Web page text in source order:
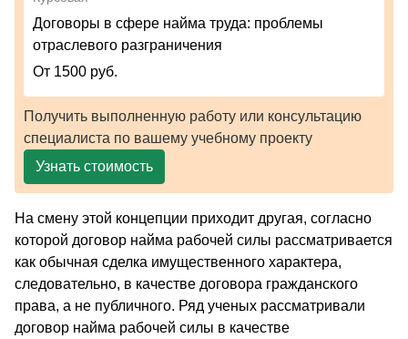
Договоры в сфере найма труда: проблемы
отраслевого разграничения
От 1500 руб.
Получить выполненную работу или консультацию
специалиста по вашему учебному проекту
Узнать стоимость
На смену этой концепции приходит другая, согласно
которой договор найма рабочей силы рассматривается
как обычная сделка имущественного характера,
следовательно, в качестве договора гражданского
права, а не публичного. Ряд ученых рассматривали
договор найма рабочей силы в качестве